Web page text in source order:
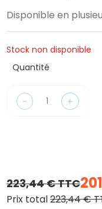
Disponible en
Stock non disponible
Quantité
- +
223,44 € TTC
Prix total223,44 €